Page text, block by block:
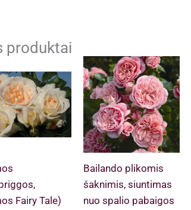
produktai
Fairy Tale)
Bailando plikomis
šaknimis, siuntimas
nuo spalio pabaigos